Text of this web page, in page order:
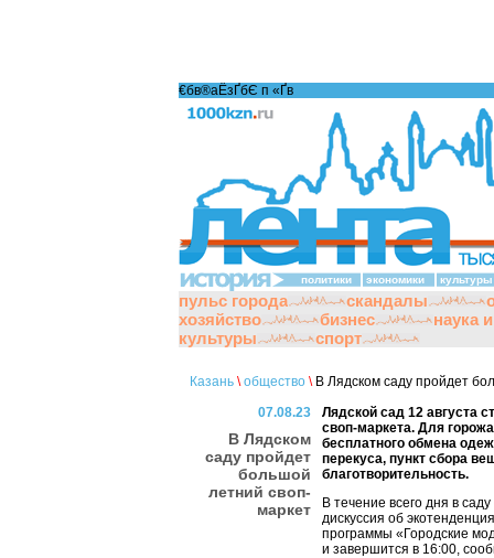
€бв®аЁзҐбЄ п «Ґ­в
политики экономики культуры
пульс города скандалы
хозяйство
бизнес наука
культуры
спорт
Казань \ общество \В Лядском саду пройдет
07.08.23
В Лядском
саду пройдет
большой
летний своп-
маркет
Лядской сад 12 августа
своп-маркета. Для
бесплатного обмена
перекуса, пункт сбора
благотворительность.
В течение всего дня в
дискуссия об
программы «Городские
и завершится в 16:00,